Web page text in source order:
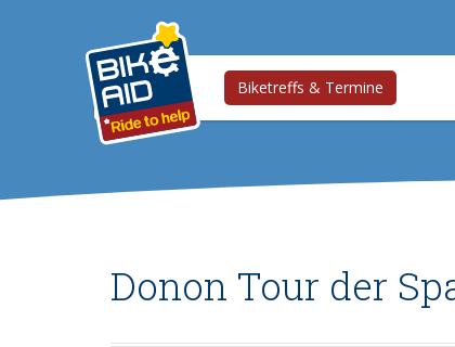
Biketreffs & Termine
Donon Tour der